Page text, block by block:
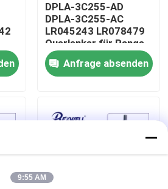
DPLA-3C255-AD
DPLA-3C255-AC
LR045243 LR078479
Querlenker für Range
Rover Land Rover
Anfrage absenden
9:55 AM